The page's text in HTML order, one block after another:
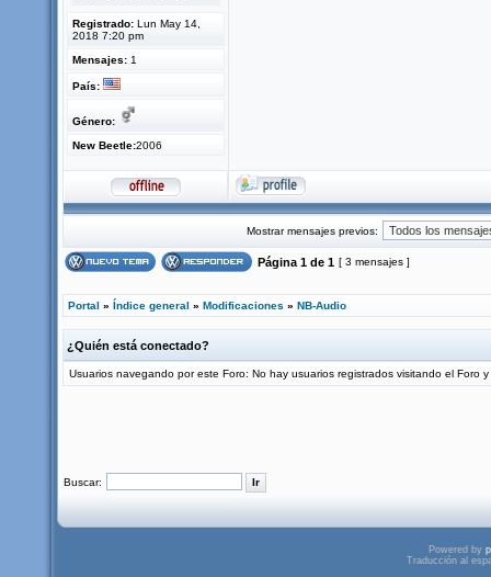
Registrado: Lun May 14,
2018 7:20 pm
Mensajes: 1
País:
Género:
New Beetle:2006
Mostrar mensajes previos:
Página 1 de 1 [ 3 mensajes ]
Portal » Índice general » Modificaciones » NB-Audio
¿Quién está conectado?
Usuarios navegando por este Foro: No hay usuarios registrados visitando el Foro
Buscar:
Powered by
Traducción al